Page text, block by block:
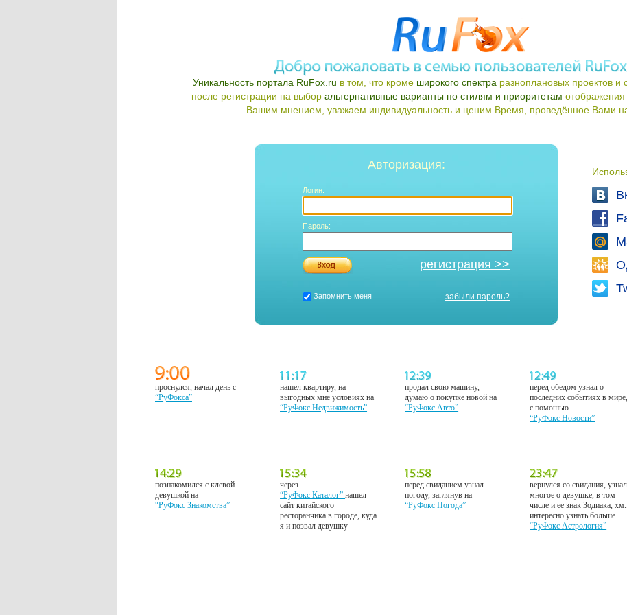
Уникальность портала RuFox.ru в том, что кроме широкого спектра разноплановых проектов и
после регистрации на выбор альтернативные варианты по стилям и приоритетам
Вашим мнением, уважаем индивидуальность и ценим Время, проведённое Вами
Авторизация:
Логин:
Пароль:
регистрация >>
Запомнить меня забыли пароль?
проснулся, начал день с
“РуФокса”
нашел квартиру, на
выгодных мне условиях на
“РуФокс Недвижимость”
продал свою машину,
думаю о покупке новой на
“РуФокс Авто”
перед обедом узнал о
последних событиях в мире,
с помошью
“РуФокс Новости”
познакомился с клевой
девушкой на
“РуФокс Знакомства”
через
“РуФокс Каталог”нашел
сайт китайского
ресторанчика в городе, куда
я и позвал девушку
перед свиданием узнал
погоду, заглянув на
“РуФокс Погода”
вернулся со свидания, узнал
многое о девушке, в том
числе и ее знак Зодиака, хм..
интересно узнать больше
“РуФокс Астрология”